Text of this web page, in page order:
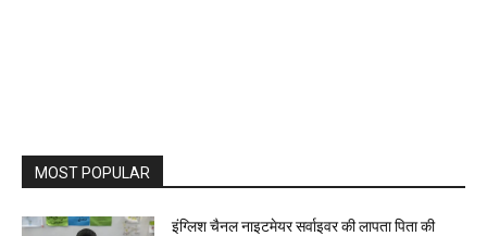
MOST POPULAR
इंग्लिश चैनल नाइटमेयर सर्वाइवर की लापता पिता की